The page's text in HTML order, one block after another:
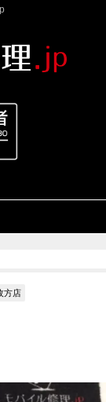
方店